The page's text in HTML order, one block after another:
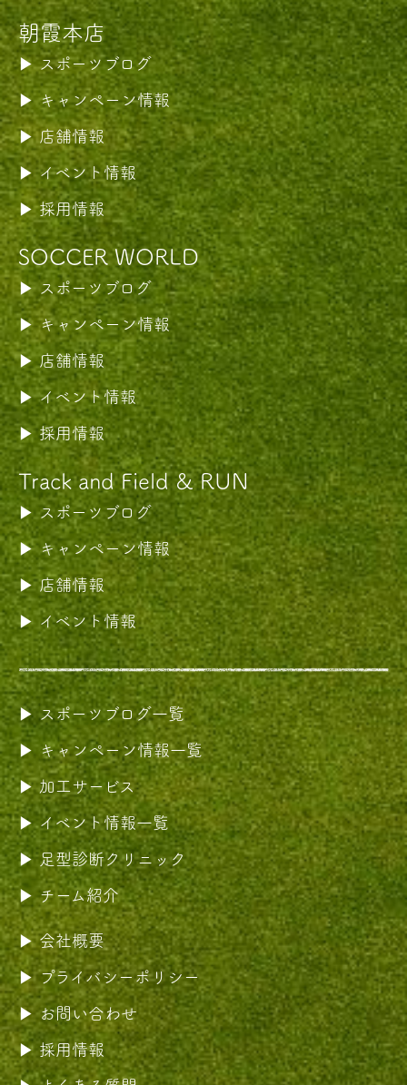
朝霞本店
スポーツブログ
キャンペーン情報
店舗情報
イベント情報
採用情報
SOCCER WORLD
スポーツブログ
キャンペーン情報
店舗情報
イベント情報
採用情報
Track and Field & RUN
スポーツブログ
キャンペーン情報
店舗情報
イベント情報
スポーツブログ一覧
キャンペーン情報一覧
加工サービス
イベント情報一覧
足型診断クリニック
チーム紹介
会社概要
プライバシーポリシー
お問い合わせ
採用情報